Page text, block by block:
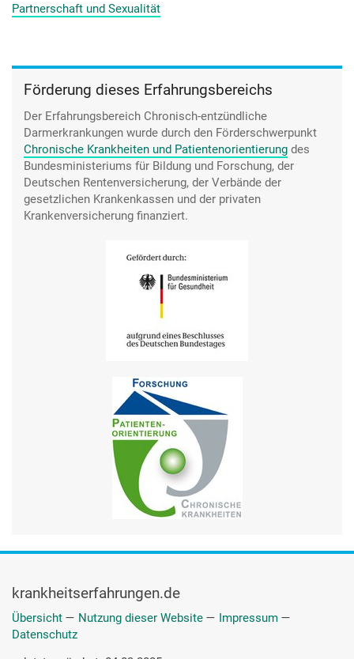
Partnerschaft und Sexualität
Förderung dieses Erfahrungsbereichs
Der Erfahrungsbereich Chronisch-entzündliche
Darmerkrankungen wurde durch den Förderschwerpunkt
Chronische Krankheiten und Patientenorientierung des
Bundesministeriums für Bildung und Forschung, der
Deutschen Rentenversicherung, der Verbände der
gesetzlichen Krankenkassen und der privaten
Krankenversicherung finanziert.
krankheitserfahrungen.de
Übersicht — Nutzung dieser Website — Impressum —
Datenschutz